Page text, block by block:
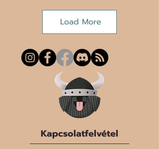
Kapcsolatfelvétel
Load More